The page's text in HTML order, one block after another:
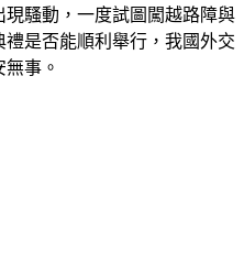
騷動，一度試圖闖越路障與
是否能順利舉行，我國外交
事。